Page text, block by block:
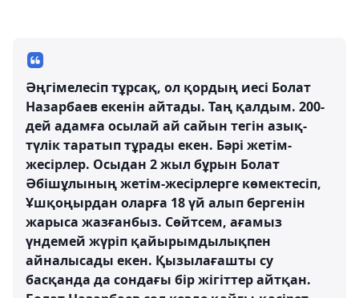
Әңгімелесіп тұрсақ, ол қордың иесі Болат
Назарбаев екенін айтады. Таң қалдым. 200-
дей адамға осылай ай сайын тегін азық-
түлік таратып тұрады екен. Бәрі жетім-
жесірлер. Осыдан 2 жыл бұрын Болат
Әбішұлының жетім-жесірлерге көмектесіп,
Ұшқоңырдан оларға 18 үй алып бергенін
жарыса жазғанбыз. Сөйтсем, ағамыз
үндемей жүріп қайырымдылықпен
айналысады екен. Қызылағашты су
басқанда да сондағы бір жігіттер айтқан.